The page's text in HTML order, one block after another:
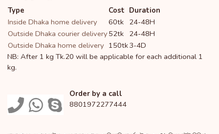
Type Cost Duration
Inside Dhaka home delivery
60tk 24-48H
Outside Dhaka courier delivery52tk 24-48H
Outside Dhaka home delivery 150tk3-4D
NB: After 1 kg Tk.20 will be applicable for each additional 1
kg.
Order by a call
8801972277444